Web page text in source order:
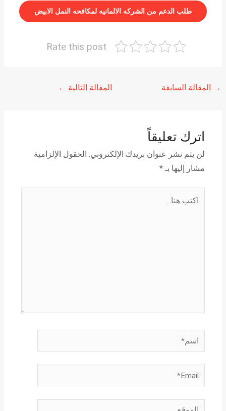
طلب الدعم من الشركه الالمانيه لمكافحه النمل الابيض
Rate this post
→ المقالة السابقة المقالة التالية ←
اترك تعليقاً
لن يتم نشر عنوان بريدك الإلكتروني. الحقول الإلزامية
مشار إليها بـ*
اسم*
Email*
الموقع